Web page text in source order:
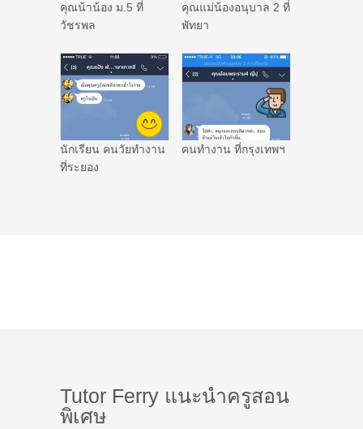
คุณน้าน้อง ม.5 ที่
วัชรพล
คุณแม่น้องอนุบาล 2 ที่
พัทยา
นักเรียน คนวัยทำงาน
ที่ระยอง
คนทำงาน ที่กรุงเทพฯ
Tutor Ferry แนะนำครูสอน
พิเศษ